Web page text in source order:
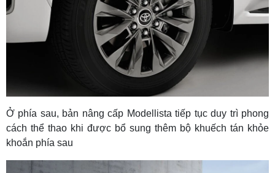
Ở phía sau, bản nâng cấp Modellista tiếp tục duy trì phong
cách thể thao khi được bổ sung thêm bộ khuếch tán khỏe
khoắn phía sau